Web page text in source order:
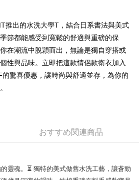
求した期日と、AFTEEで延長できる日数をも
注文すると、商品を受け取るまで支払い期限
限内に受け取れない場合があります（例：予
遅い商品）。そのため、商品到着の有無に関
期限内にお支払いください。
、認証結果及び当社の審査の結果に基づ
。
という）が提供し、AFTEEが代金を徴収し
に提供しなければならない個人情報（注文者
、処理、利用について、詳細はAFTEE公式ホ
集、処理及び利用に関する声明』をご参照く
以上で送料無料
以上で送料無料
推出的水洗大學T，結合日系書法與美式
節都能感受到寬鬆的舒適與重磅的保
在潮流中脫穎而出，無論是獨自穿搭或
性與品味。立即把這款情侶款衛衣加入
驚喜優惠，讓時尚與舒適並存，為你的
おすすめ関連商品
靈魂。⏳ 獨特的美式做舊水洗工藝，讓蒼勁